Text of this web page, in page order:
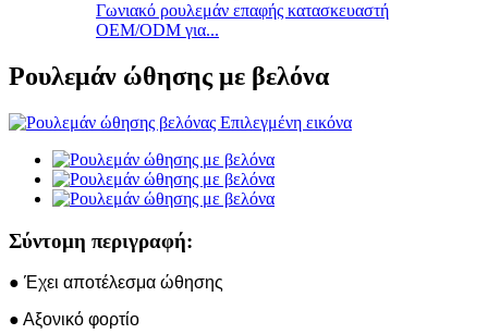
Γωνιακό ρουλεμάν επαφής κατασκευαστή
OEM/ODM για...
Ρουλεμάν ώθησης με βελόνα
Σύντομη περιγραφή:
● Έχει αποτέλεσμα ώθησης
● Αξονικό φορτίο